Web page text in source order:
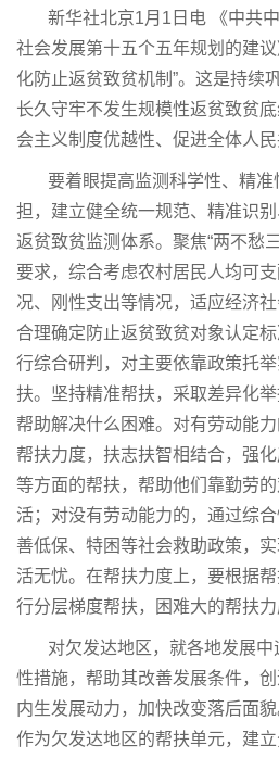
新华社北京1月1日电 《中共
社会发展第十五个五年规划的建
化防止返贫致贫机制”。这是持续
长久守牢不发生规模性返贫致贫
会主义制度优越性、促进全体人民
要着眼提高监测科学性、精
担，建立健全统一规范、精准识
返贫致贫监测体系。聚焦“两不愁
要求，综合考虑农村居民人均可
况、刚性支出等情况，适应经济社
合理确定防止返贫致贫对象认定
行综合研判，对主要依靠政策托
扶。坚持精准帮扶，采取差异化
帮助解决什么困难。对有劳动能
帮扶力度，扶志扶智相结合，强
等方面的帮扶，帮助他们靠勤劳
活；对没有劳动能力的，通过综
善低保、特困等社会救助政策，
活无忧。在帮扶力度上，要根据
行分层梯度帮扶，困难大的帮扶力
对欠发达地区，就各地发展
性措施，帮助其改善发展条件，
内生发展动力，加快改变落后面
作为欠发达地区的帮扶单元，建